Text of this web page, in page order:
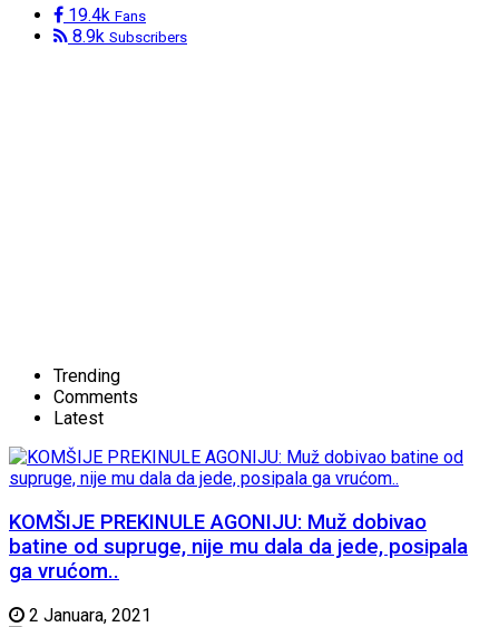
19.4k Fans
8.9k Subscribers
Trending
Comments
Latest
KOMŠIJE PREKINULE AGONIJU: Muž dobivao
batine od supruge, nije mu dala da jede, posipala
ga vrućom..
2 Januara, 2021